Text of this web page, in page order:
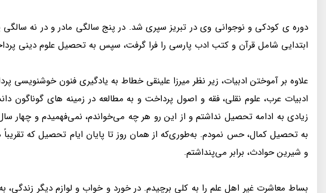
دوره ی کودکی و نوجوانی وی در تبریز سپری شد. در پنج سالگی مادر و در نه
ابتدایی شامل قرآن و کتب ادب پارسی را فرا گرفت، سپس به تحصیل علوم دینی
علاوه بر آموختن ادبیات، زیر نظر میرزا علینقی خطاط به یادگیری فنون خوشنویسی
ادبیات عرب، علوم نقلی، فقه و اصول پرداخت و به مطالعه در زمینه های
زیادی به ادامه تحصیل نداشتم و از این رو هر چه می‌خواندم، نمی‌فهمیدم و
به تحصیل کمال، حس نمودم. به‌طوری‌که از همان روز تا پایان ایام تحصیل که
و شیرین حوادث، برابر می‌پنداشتم.
بساط معاشرت غیر اهل علم را به کلی برچیدم. در خورد و خواب و لوازم دیگر